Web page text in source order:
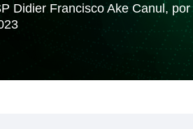
Didier Francisco Ake Canul, por